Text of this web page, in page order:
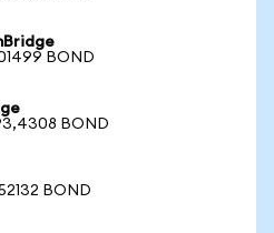
BOND
BOND
BOND